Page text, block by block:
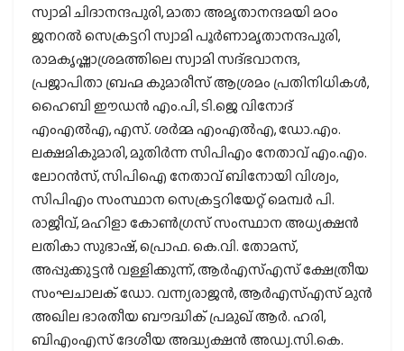
സ്വാമി ചിദാനന്ദപുരി, മാതാ അമൃതാനന്ദമയി മഠം
ജനറല്‍ സെക്രട്ടറി സ്വാമി പൂര്‍ണാമൃതാനന്ദപുരി,
രാമകൃഷ്ണാശ്രമത്തിലെ സ്വാമി സദ്ഭവാനന്ദ,
പ്രജാപിതാ ബ്രഹ്മ കുമാരീസ് ആശ്രമം പ്രതിനിധികള്‍,
ഹൈബി ഈഡന്‍ എം.പി, ടി.ജെ വിനോദ്
എംഎല്‍എ, എസ്. ശര്‍മ്മ എംഎല്‍എ, ഡോ.എം.
ലക്ഷമികുമാരി, മുതിര്‍ന്ന സിപിഎം നേതാവ് എം.എം.
ലോറന്‍സ്, സിപിഐ നേതാവ് ബിനോയി വിശ്വം,
സിപിഎം സംസ്ഥാന സെക്രട്ടറിയേറ്റ് മെമ്പര്‍ പി.
രാജീവ്, മഹിളാ കോണ്‍ഗ്രസ് സംസ്ഥാന അധ്യക്ഷന്‍
ലതികാ സുഭാഷ്, പ്രൊഫ. കെ.വി. തോമസ്,
അപ്പുക്കുട്ടന്‍ വള്ളിക്കുന്ന്, ആര്‍എസ്എസ് ക്ഷേത്രീയ
സംഘചാലക് ഡോ. വന്ന്യരാജന്‍, ആര്‍എസ്എസ് മുന്‍
അഖില ഭാരതീയ ബൗദ്ധിക് പ്രമുഖ് ആര്‍. ഹരി,
ബിഎംഎസ് ദേശീയ അദ്ധ്യക്ഷന്‍ അഡ്വ.സി.കെ.